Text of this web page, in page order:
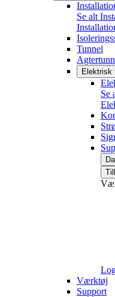
Se alt
Tunnel
Elektrisk
Se
Værktøj
Support